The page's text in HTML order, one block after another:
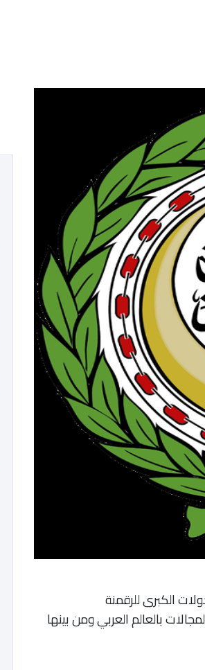
الكبرى للرقمنة
بالعالم العربي ومن بينها